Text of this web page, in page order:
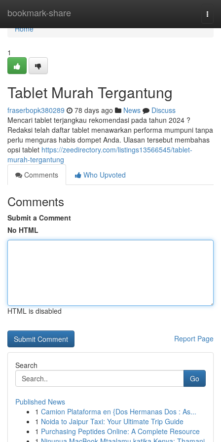
bookmark-share
Home
Home
1
Tablet Murah Tergantung
fraserbopk380289 78 days ago News
Discuss
Mencari tablet terjangkau rekomendasi pada tahun 2024 ?
Redaksi telah daftar tablet menawarkan performa mumpuni tanpa
perlu menguras habis dompet Anda. Ulasan tersebut membahas
opsi tablet https://zeedirectory.com/listings13566545/tablet-
murah-tergantung
Comments
Who Upvoted
Comments
Submit a Comment
No HTML
HTML is disabled
Report Page
Search
Go
Published News
1 Camion Plataforma en {Dos Hermanas Dos : As...
1 Noida to Jaipur Taxi: Your Ultimate Trip Guide
1 Purchasing Peptides Online: A Complete Resource